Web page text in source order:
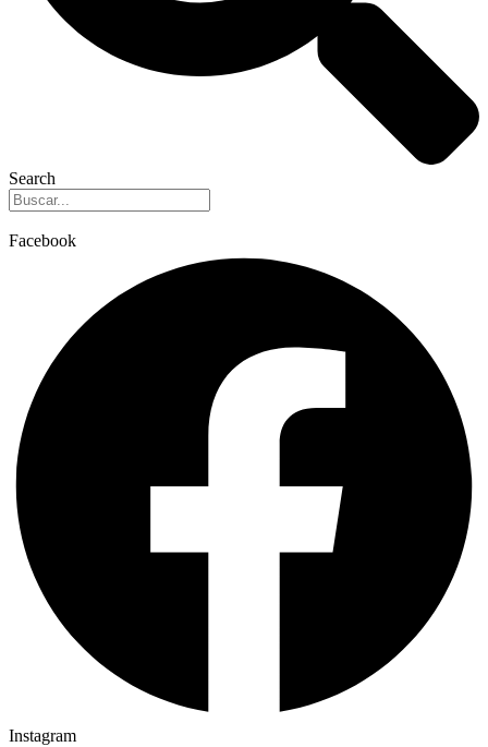
Search
Facebook
Instagram